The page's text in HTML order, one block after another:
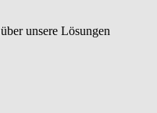
unsere Lösungen